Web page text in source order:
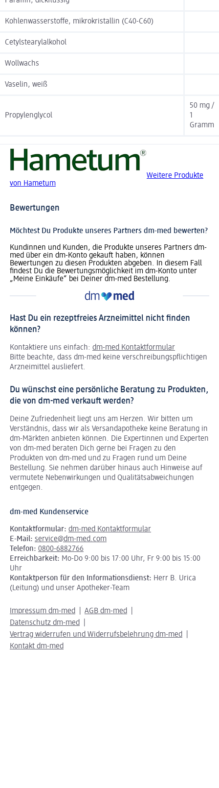
Kohlenwasserstoffe, mikrokristallin (C40-C60)
Cetylstearylalkohol
Wollwachs
Vaselin, weiß
Propylenglycol
50 mg /
1
Gramm
Weitere Produkte
von Hametum
Bewertungen
Möchtest Du Produkte unseres Partners dm-med bewerten?
Kundinnen und Kunden, die Produkte unseres Partners dm-
med über ein dm-Konto gekauft haben, können
Bewertungen zu diesen Produkten abgeben. In diesem Fall
findest Du die Bewertungsmöglichkeit im dm-Konto unter
„Meine Einkäufe“ bei Deiner dm-med Bestellung.
Hast Du ein rezeptfreies Arzneimittel nicht finden
können?
Kontaktiere uns einfach: dm-med Kontaktformular
Bitte beachte, dass dm-med keine verschreibungspflichtigen
Arzneimittel ausliefert.
Du wünschst eine persönliche Beratung zu Produkten,
die von dm-med verkauft werden?
Deine Zufriedenheit liegt uns am Herzen. Wir bitten um
Verständnis, dass wir als Versandapotheke keine Beratung in
dm-Märkten anbieten können. Die Expertinnen und Experten
von dm-med beraten Dich gerne bei Fragen zu den
Produkten von dm-med und zu Fragen rund um Deine
Bestellung. Sie nehmen darüber hinaus auch Hinweise auf
vermutete Nebenwirkungen und Qualitätsabweichungen
entgegen.
dm-med Kundenservice
Kontaktformular: dm-med Kontaktformular
E-Mail: service@dm-med.com
Telefon: 0800-6882766
Erreichbarkeit: Mo-Do 9:00 bis 17:00 Uhr, Fr 9:00 bis 15:00
Uhr
Kontaktperson für den Informationsdienst: Herr B. Urica
(Leitung) und unser Apotheker-Team
Impressum dm-med
AGB dm-med
Datenschutz dm-med
Vertrag widerrufen und Widerrufsbelehrung dm-med
Kontakt dm-med